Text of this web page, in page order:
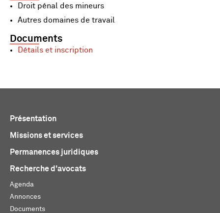
Droit pénal des mineurs
Autres domaines de travail
Documents
Détails et inscription
Présentation
Missions et services
Permanences juridiques
Recherche d'avocats
Agenda
Annonces
Documents